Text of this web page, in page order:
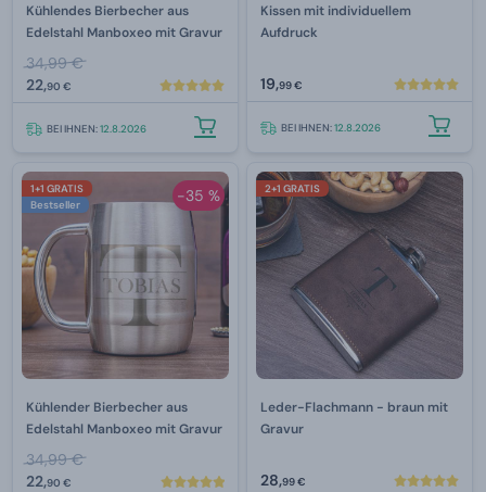
Kühlendes Bierbecher aus
Edelstahl Manboxeo mit Gravur
34,99 €
22,90 €
BEI IHNEN:12.8.2026
Kissen mit individuellem
Aufdruck
19,99 €
BEI IHNEN:12.8.2026
-35 %
1+1 GRATIS
Bestseller
Kühlender Bierbecher aus
Edelstahl Manboxeo mit Gravur
34,99 €
22,90 €
2+1 GRATIS
Leder-Flachmann - braun mit
Gravur
28,99 €